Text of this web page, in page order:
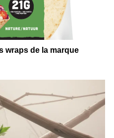
wraps de la marque